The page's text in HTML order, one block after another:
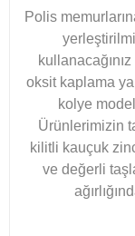
Polis
oksit kaplama
kolye
Ürünlerimizin
kilitli kauçuk
ve değerli